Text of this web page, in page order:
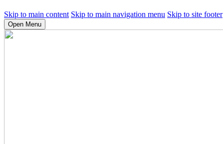
Skip to main content Skip to main navigation menu Skip to site footer
Open Menu